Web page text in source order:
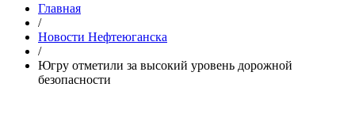
Главная
/
Новости Нефтеюганска
/
Югру отметили за высокий уровень дорожной
безопасности